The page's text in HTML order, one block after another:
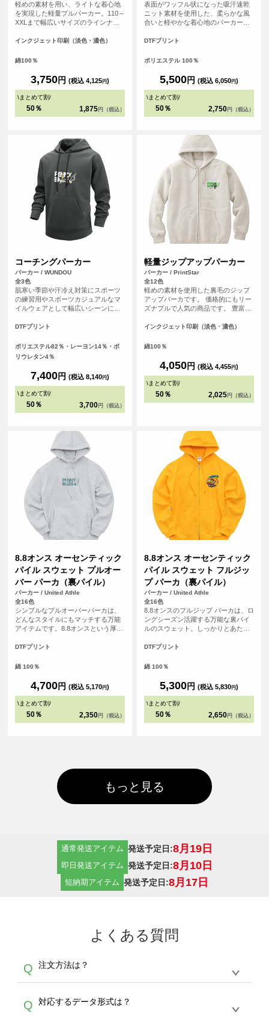
軽めの素材を用い、ライトな着心地
を実現した軽量プルパーカー。110～
XXLまで幅広いサイズのラインナッ
す。裏毛には、肌あたりのよい生地
でシンプルに着こなせます。定番の
ーグリーンなど豊富なカラー展開が
魅力のオリジナルパーカーに最適な1
枚です。
インクジェット印刷（淡色・濃色）
綿100％
3,750円 (税込 4,125円)
\まとめて割/
50％ 1,875 円（税込）
表面がワッフル状になった吸汗速乾
ニット素材を使用した、柔らかな風
合いと軽やかな着心地のパーカー。
フィット性と程よい着心地を工夫し
ています。左右ポケットはファスナ
ジョギングやフィットネスはもちろ
ん、山登りやハイキングなどでも活
躍。アウトドアでも室内でも、どち
DTFプリント
ポリエステル 100％
5,500円 (税込 6,050円)
\まとめて割/
50％ 2,750 円（税込）
コーチングパーカー
パーカー / WUNDOU
全3色
肌寒い季節や汗冷え対策にスポーツ
の練習用やスポーツカジュアルなマ
イルウェアとして幅広いシーンにフ
ダンボールニット素材を使用してい
しておすすめのアイテムです。
DTFプリント
ポリエステル82％・レーヨン14％・ポ
リウレタン4％
7,400円 (税込 8,140円)
\まとめて割/
50％ 3,700 円（税込）
軽量ジップアップパーカー
パーカー / PrintStar
全12色
軽めの素材を使用した裏毛のジップ
アップパーカです。 価格的にもリー
ズナブルで人気の商品です。 豊富な
れるカジュアルさが嬉しいパーカー
インクジェット印刷（淡色・濃色）
綿100％
4,050円 (税込 4,455円)
\まとめて割/
50％ 2,025 円（税込）
8.8オンス オーセンティック
パイル スウェット プルオー
バー パーカ（裏パイル）
パーカー / United Athle
全16色
シンプルなプルオーバーパーカは、
どんなスタイルにもマッチする万能
アイテムです。8.8オンスという厚み
生地厚。王道のストリートスタイル
ー・アウトドアなど、多くのスタイ
ています。
DTFプリント
綿 100％
4,700円 (税込 5,170円)
\まとめて割/
50％ 2,350 円（税込）
8.8オンス オーセンティック
パイル スウェット フルジッ
プ パーカ（裏パイル）
パーカー / United Athle
全16色
8.8オンスのフルジップ パーカは、ロ
ングシーズン活躍する万能な裏パイ
ルのスウェット。しっかりとあたた
した雰囲気を演出する絶妙な厚みで
ードの立体感・ひもの太さといった
製シングルスライダーを採用するこ
とで、オーセンティックなアイテム
に仕上げています。カラー・サイズ
イルや着こなし、日々の気分に寄り
DTFプリント
綿 100％
5,300円 (税込 5,830円)
\まとめて割/
50％ 2,650 円（税込）
もっと見る
通常発送アイテム 発送予定日:8月19日
即日発送アイテム 発送予定日:8月10日
短納期アイテム 発送予定日:8月17日
よくある質問
Q 注文方法は？
A
生産にて承っております。デザインツールから
Q 対応するデータ形式は？